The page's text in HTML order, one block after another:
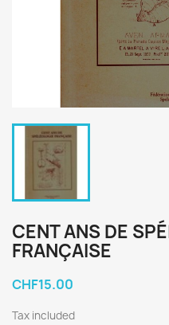
CENT ANS DE
FRANÇAISE
CHF15.00
Tax included